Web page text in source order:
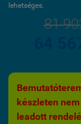
lehetséges.
81
készleten
leadott